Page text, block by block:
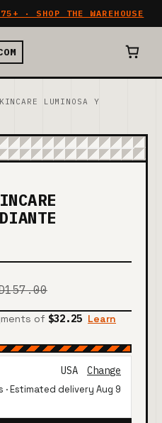
· SHOP THE WAREHOUSE
LUMINOSA Y
of $32.25 Learn
USA Change
· Estimated delivery Aug 9